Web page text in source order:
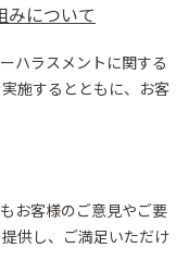
について
ハラスメントに関する
施するとともに、 お客
お客様のご意見やご要
供し、ご満足いただけ